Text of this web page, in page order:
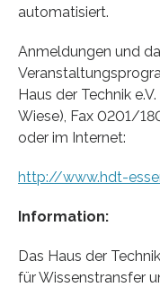
automatisiert.
Anmeldungen und
Haus der Technik
Wiese), Fax 0201/
oder im Internet:
http://www.hdt-
Information:
Das Haus der
für Wissenstransfer